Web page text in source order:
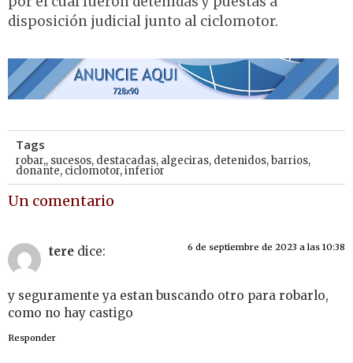
disposición judicial junto al ciclomotor.
Tags
robar,, sucesos, destacadas, algeciras, detenidos,barrios,
donante, ciclomotor,inferior
Un comentario
tere dice: 6 de septiembre de 2023 a las 10:38
y seguramente ya estan buscando otro para robarlo,
como no hay castigo
Responder